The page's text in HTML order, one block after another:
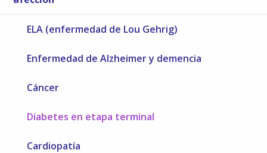
ELA (enfermedad de Lou Gehrig)
Enfermedad de Alzheimer y demencia
Cáncer
Diabetes en etapa terminal
Cardiopatía